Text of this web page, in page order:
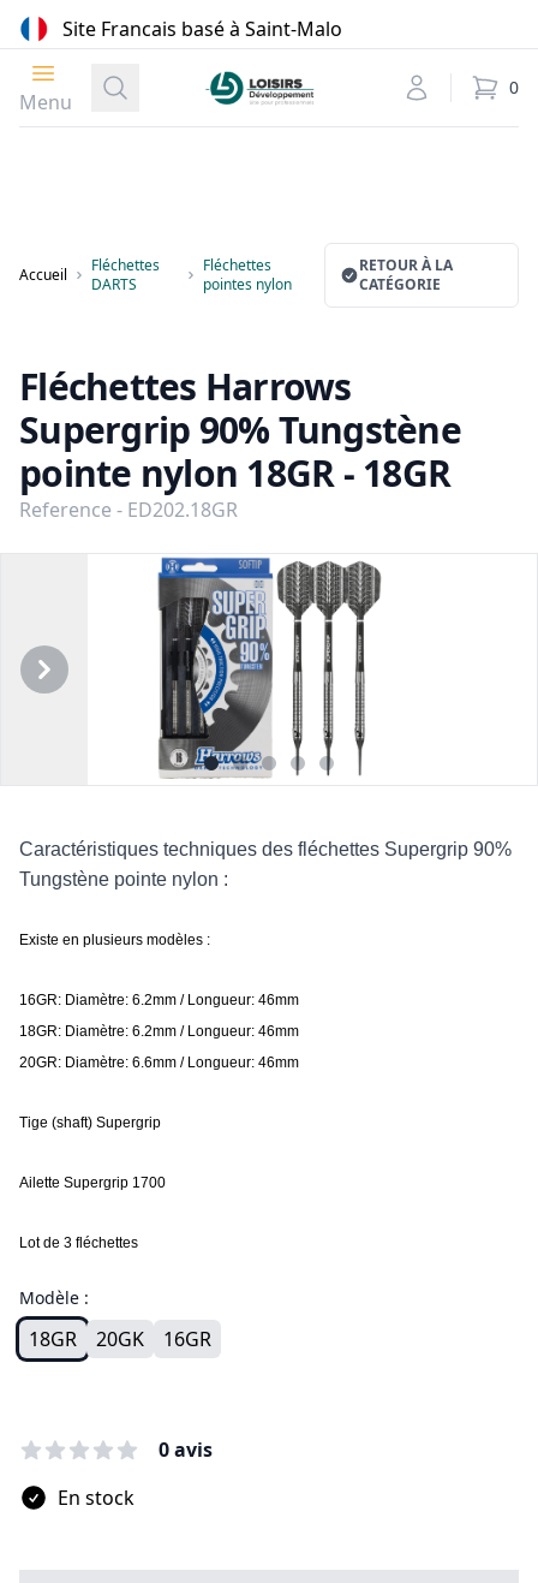
Site Francais basé à Saint-Malo
Ouvrir le menu
Menu
RechercheLoisirs DéveloppementMon compte
0
Accueil
Fléchettes
DARTS
Fléchettes
pointes nylon
RETOUR À LA
CATÉGORIE
Fléchettes Harrows
Supergrip 90% Tungstène
pointe nylon 18GR - 18GR
Reference - ED202.18GR
Précédent
Suivant
Description
Caractéristiques techniques des fléchettes Supergrip 90%
Tungstène pointe nylon :
Existe en plusieurs modèles :
16GR: Diamètre: 6.2mm / Longueur: 46mm
18GR: Diamètre: 6.2mm / Longueur: 46mm
20GR: Diamètre: 6.6mm / Longueur: 46mm
Tige (shaft) Supergrip
Ailette Supergrip 1700
Lot de 3 fléchettes
Modèle :
18GR 20GK 16GR
0 avis
En stock